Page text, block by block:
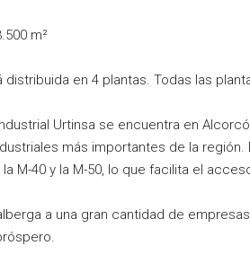
m²
distribuida en 4 plantas. Todas las
Urtinsa se encuentra en
más importantes de la
la M-40 y la M-50, lo que facilita el
a una gran cantidad de